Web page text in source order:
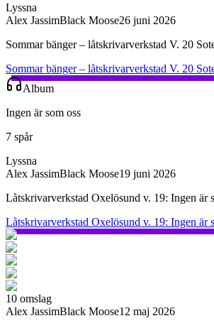
Lyssna
Alex JassimBlack Moose26 juni 2026
Sommar bänger – låtskrivarverkstad V. 20
Sommar bänger – låtskrivarverkstad V. 20
Album
Ingen är som oss
7 spår
Lyssna
Alex JassimBlack Moose19 juni 2026
Låtskrivarverkstad Oxelösund v. 19: Ingen är
Låtskrivarverkstad Oxelösund v. 19: Ingen är
10 omslag
Alex JassimBlack Moose12 maj 2026